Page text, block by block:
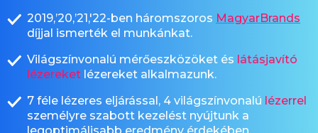
2019,’20,’21,'22-ben háromszoros MagyarBrands
díjjal ismerték el munkánkat.
Világszínvonalú mérőeszközöket és látásjavító
lézereket lézereket alkalmazunk.
7 féle lézeres eljárással, 4 világszínvonalú lézerrel
személyre szabott kezelést nyújtunk a